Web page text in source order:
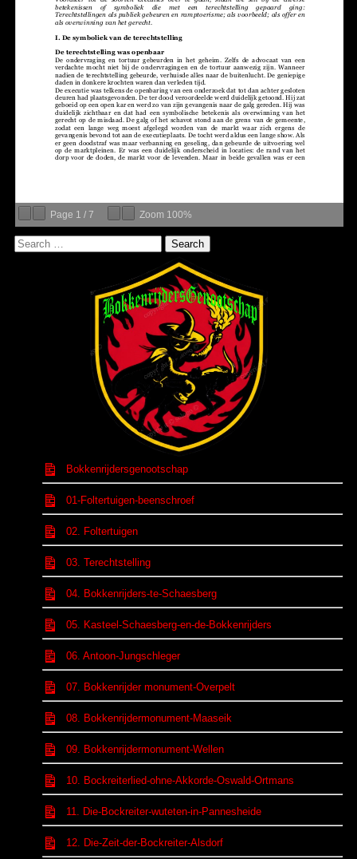
Page 1 / 7 Zoom 100%
Bokkenrijdersgenootschap
01-Foltertuigen-beenschroef
02. Foltertuigen
03. Terechtstelling
04. Bokkenrijders-te-Schaesberg
05. Kasteel-Schaesberg-en-de-Bokkenrijders
06. Antoon-Jungschleger
07. Bokkenrijder monument-Overpelt
08. Bokkenrijdermonument-Maaseik
09. Bokkenrijdermonument-Wellen
10. Bockreiterlied-ohne-Akkorde-Oswald-Ortmans
11. Die-Bockreiter-wuteten-in-Pannesheide
12. Die-Zeit-der-Bockreiter-Alsdorf